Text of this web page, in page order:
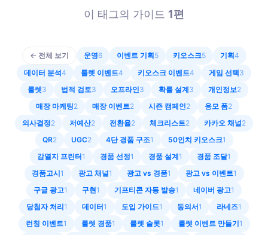
이 태그의 가이드 1편
← 전체 보기 운영6 이벤트 기획5 키오스크5 기획4
데이터 분석4 룰렛 이벤트4 키오스크 이벤트4 게임 선택3
룰렛3 법적 검토3 오프라인3 확률 설계3 개인정보2
매장 마케팅2 매장 이벤트2 시즌 캠페인2 응모 폼2
의사결정2 저예산2 전환율2 체크리스트2 카카오 채널2
QR2 UGC2 4단 경품 구조1 50인치 키오스크1
감열지 프린터1 경품 선정1 경품 설계1 경품 조달1
경품고시1 광고 채널1 광고 vs 경품1 광고 vs 이벤트1
구글 광고1 구현1 기프티콘 자동 발송1 네이버 광고1
당첨자 처리1 데이터1 도입 가이드1 동의서1 라네즈1
런칭 이벤트1 룰렛 경품1 룰렛 슬롯1 룰렛 이벤트 만들기1